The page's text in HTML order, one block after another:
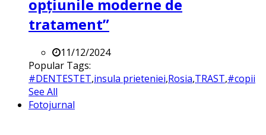
opțiunile moderne de
tratament”
11/12/2024
Popular Tags:
#DENTESTET,insula prieteniei,Rosia,TRAST,#copii
See All
Fotojurnal